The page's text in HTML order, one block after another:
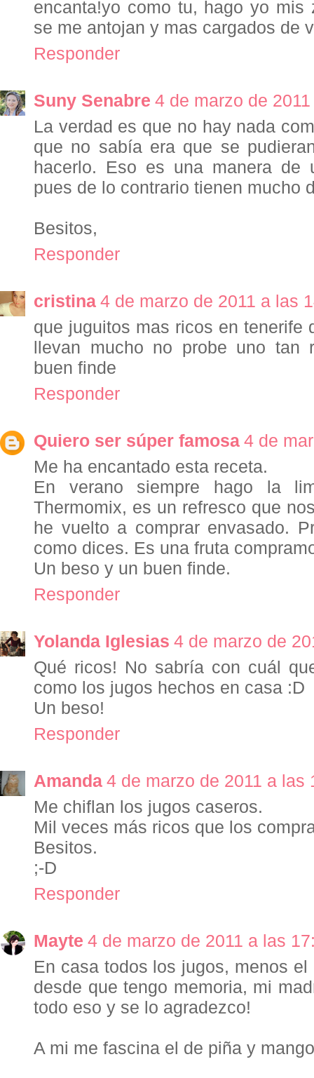
encanta!yo como tu, hago yo mis
se me antojan y mas cargados de
Responder
Suny Senabre 4 de marzo de
La verdad es que no hay nada
que no sabía era que se
hacerlo. Eso es una manera de
pues de lo contrario tienen mucho
Besitos,
Responder
cristina 4 de marzo de 2011 a las
que juguitos mas ricos en tenerife
llevan mucho no probe uno tan
buen finde
Responder
Quiero ser súper famosa 4 de
Me ha encantado esta receta.
En verano siempre hago la
Thermomix, es un refresco que
he vuelto a comprar envasado.
como dices. Es una fruta
Un beso y un buen finde.
Responder
Yolanda Iglesias 4 de marzo de
Qué ricos! No sabría con cuál
como los jugos hechos en casa :D
Un beso!
Responder
Amanda 4 de marzo de 2011 a las
Me chiflan los jugos caseros.
Mil veces más ricos que los
Besitos.
;-D
Responder
Mayte 4 de marzo de 2011 a las
En casa todos los jugos, menos
desde que tengo memoria, mi
todo eso y se lo agradezco!
A mi me fascina el de piña y